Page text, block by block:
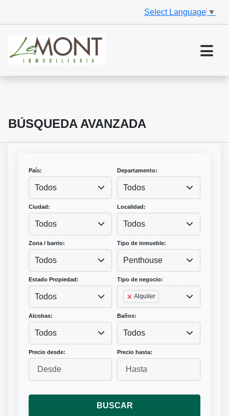
Select Language ▼
BÚSQUEDA AVANZADA
País:
Todos
Departamento:
Todos
Ciudad:
Todos
Localidad:
Todos
Zona / barrio:
Todos
Tipo de inmueble:
Penthouse
Estado Propiedad:
Todos
Tipo de negocio:
Alquiler
Alcobas:
Todos
Baños:
Todos
Precio desde: Precio hasta:
BUSCAR